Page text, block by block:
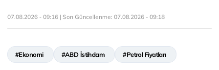
07.08.2026 - 09:16 | Son Güncellenme: 07.08.2026 - 09:18
#Ekonomi #ABD İstihdam #Petrol Fiyatları